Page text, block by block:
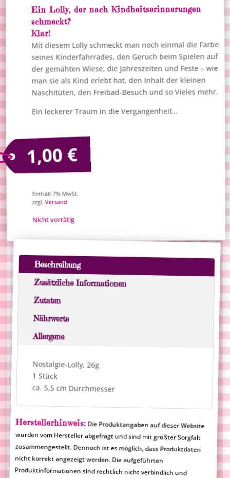
Ein Lolly, der nach Kindheitserinnerungen
schmeckt?
Klar!
Mit diesem Lolly schmeckt man noch einmal die Farbe
seines Kinderfahrrades, den Geruch beim Spielen auf
der gemähten Wiese, die Jahreszeiten und Feste – wie
man sie als Kind erlebt hat, den Inhalt der kleinen
Naschitüten, den Freibad-Besuch und so Vieles mehr.
Ein leckerer Traum in die Vergangenheit…
1,00€
Enthält 7% MwSt.
zzgl.Versand
Nicht vorrätig
Beschreibung
Zusätzliche Informationen
Zutaten
Nährwerte
Allergene
Nostalgie-Lolly, 26g
1 Stück
ca. 5,5 cm Durchmesser
Herstellerhinweis:Die Produktangaben auf dieser Website
wurden vom Hersteller abgefragt und sind mit größter Sorgfalt
zusammengestellt. Dennoch ist es möglich, dass Produktdaten
nicht korrekt angezeigt werden. Die aufgeführten
Produktinformationen sind rechtlich nicht verbindlich und
Merlinum Magic Candy übernimmt für falsche Angaben keine